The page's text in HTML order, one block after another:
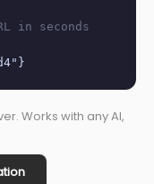
in seconds
Works with any AI,